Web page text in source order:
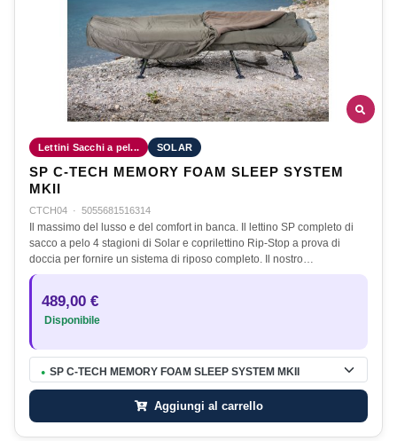
Lettini Sacchi a pel... SOLAR
SP C-TECH MEMORY FOAM SLEEP SYSTEM
MKII
CTCH04 · 5055681516314
Il massimo del lusso e del comfort in banca. Il lettino SP completo di
sacco a pelo 4 stagioni di Solar e coprilettino Rip-Stop a prova di
doccia per fornire un sistema di riposo completo. Il nostro…
489,00 €
Disponibile
● SP C-TECH MEMORY FOAM SLEEP SYSTEM MKII
Aggiungi al carrello